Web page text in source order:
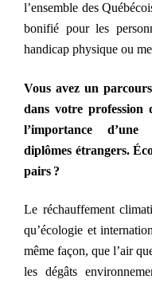
l’ensemble des
bonifié pour les
handicap physique ou
Vous avez un
dans votre profession
l’importance d’une
diplômes étrangers.
pairs ?
Le réchauffement
qu’écologie et
même façon, que l’air
les dégâts